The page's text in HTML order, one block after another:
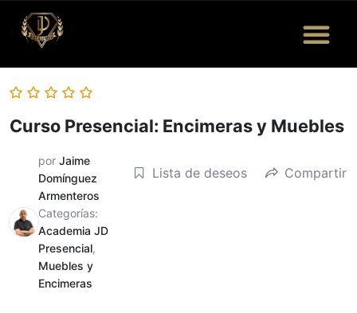
Curso Presencial: Encimeras y Muebles
por Jaime
Domínguez
Armenteros
Categorías:
Academia JD
Presencial,
Muebles y
Encimeras
Lista de deseos Compartir